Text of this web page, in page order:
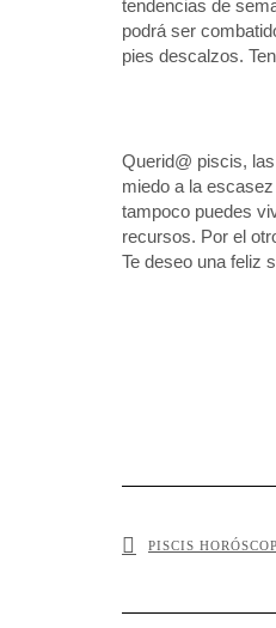
tendencias de
podrá ser
pies descalzos.
Querid@ piscis,
miedo a la
tampoco puedes
recursos. Por el
Te deseo una feliz
PISCIS